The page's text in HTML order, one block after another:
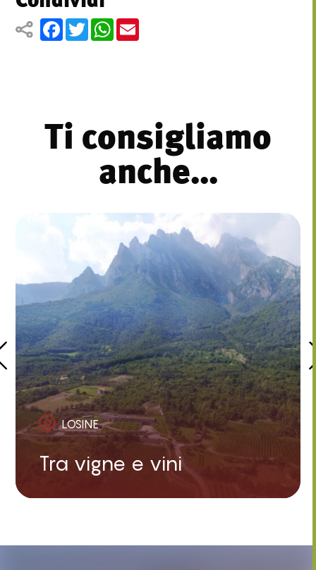
Facebook
TwitterWhatsApp
Email
Ti consigliamo
anche...
LOSINE
Tra vigne e vini